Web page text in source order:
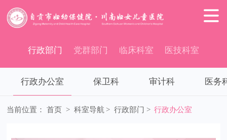

行政部门 党群部门 临床科室 医技科室
行政办公室 保卫科 审计科 医务
当前位置： 首页 > 科室导航 > 行政部门 > 行政办公室